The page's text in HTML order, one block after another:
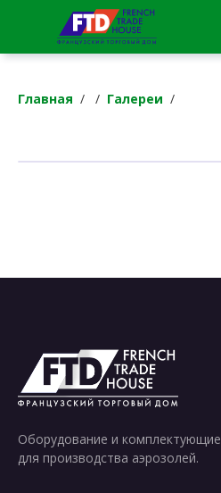
Главная / / Галереи /
Оборудование и комплектующие
для производства аэрозолей.